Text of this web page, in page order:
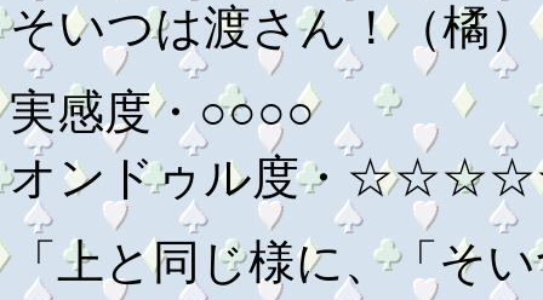
そいつは渡さん！（橘）
実感度・○○○○
オンドゥル度・
「上と同じ様に、「そ